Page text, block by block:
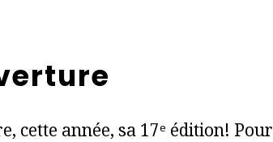
cette année, sa 17ᵉ édition! Pour